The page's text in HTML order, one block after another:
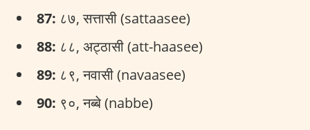
87: ८७, सत्तासी (sattaasee)
88: ८८, अट्ठासी (att-haasee)
89: ८९, नवासी (navaasee)
90: ९०, नब्बे (nabbe)